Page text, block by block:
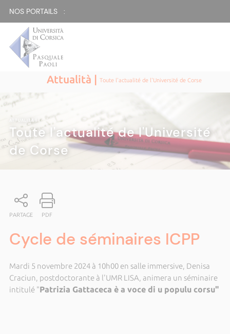
NOS PORTAILS :
Attualità |Toute l'actualité de l'Université de Corse
ATTUALITÀ|
Toute l'actualité de l'Université
de Corse
PARTAGE PDF
Cycle de séminaires ICPP
Mardi 5 novembre 2024 à 10h00 en salle immersive, Denisa
Craciun, postdoctorante à l'UMR LISA, animera un séminaire
intitulé "Patrizia Gattaceca è a voce di u populu corsu"